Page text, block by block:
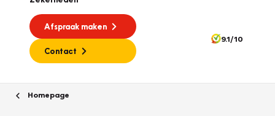
Afspraak maken
Contact
9.1/10
Homepage